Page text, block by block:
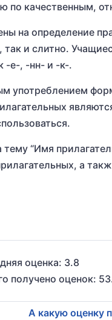
по качественным,
на определение
так и слитно.
-е-, -нн- и -к-.
употреблением
“Имя
а
оценка: 3.8
получено оценок:
А какую оценку